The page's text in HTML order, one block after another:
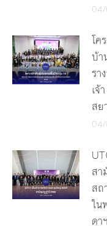
โค
บ้า
รา
เจ้
สย
ส
สถ
ใน
ดา